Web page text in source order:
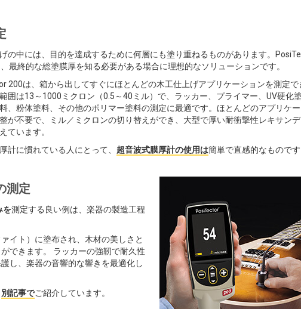
の中には、目的を達成するために何層にも塗り重ねるものがあります。
最終的な総塗膜厚を知る必要がある場合に理想的なソリューションです。
200は、箱から出してすぐにほとんどの木工仕上げアプリケーションを測定で
囲は13～1000ミクロン（0.5～40ミル）で、ラッカー、プライマー、UV硬化
、粉体塗料、その他のポリマー塗料の測定に最適です。ほとんどのアプリケ
が不要で、ミル／ミクロンの切り替えができ、大型で厚い耐衝撃性レキサン
ています。
計に慣れている人にとって、 超音波式膜厚計の使用は簡単で直感的なもので
測定
を測定する良い例は、楽器の製造工程
イト）に塗布され、木材の美しさと
できます。 ラッカーの強靭で耐久性
し、楽器の音響的な響きを最適化し
別記事でご紹介しています。